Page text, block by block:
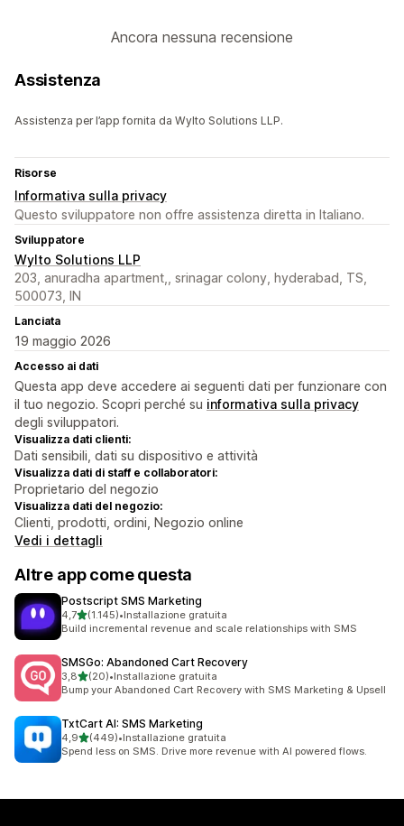
Ancora nessuna recensione
Assistenza
Assistenza per l’app fornita da Wylto Solutions LLP.
Risorse
Informativa sulla privacy
Questo sviluppatore non offre assistenza diretta in Italiano.
Sviluppatore
Wylto Solutions LLP
203, anuradha apartment,, srinagar colony, hyderabad, TS,
500073, IN
Lanciata
19 maggio 2026
Accesso ai dati
Questa app deve accedere ai seguenti dati per funzionare con
il tuo negozio. Scopri perché su informativa sulla privacy
degli sviluppatori.
Visualizza dati clienti:
Dati sensibili, dati su dispositivo e attività
Visualizza dati di staff e collaboratori:
Proprietario del negozio
Visualizza dati del negozio:
Clienti, prodotti, ordini, Negozio online
Vedi i dettagli
Altre app come questa
Postscript SMS Marketing
4,7stelle su 5
(1.145)
1145 recensioni totali
•Installazione gratuita
Build incremental revenue and scale relationships with SMS
SMSGo: Abandoned Cart Recovery
3,8stelle su 5
(20)
20 recensioni totali
•Installazione gratuita
Bump your Abandoned Cart Recovery with SMS Marketing & Upsell
TxtCart AI: SMS Marketing
4,9stelle su 5
(449)
449 recensioni totali
•Installazione gratuita
Spend less on SMS. Drive more revenue with AI powered flows.